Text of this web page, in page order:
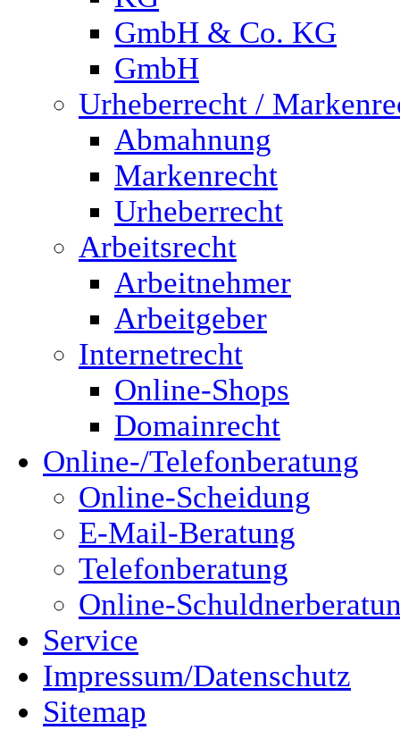
GmbH & Co. KG
GmbH
Urheberrecht /
Abmahnung
Markenrecht
Urheberrecht
Arbeitsrecht
Arbeitnehmer
Arbeitgeber
Internetrecht
Online-Shops
Domainrecht
Online-/Telefonberatung
Online-Scheidung
E-Mail-Beratung
Telefonberatung
Online-
Service
Impressum/Datenschutz
Sitemap